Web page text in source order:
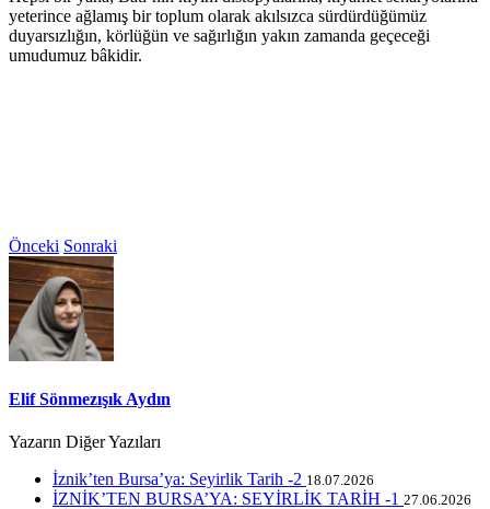
yeterince ağlamış bir toplum olarak akılsızca sürdürdüğümüz
duyarsızlığın, körlüğün ve sağırlığın yakın zamanda geçeceği
umudumuz bâkidir.
Önceki Sonraki
Elif Sönmezışık Aydın
Yazarın Diğer Yazıları
İznik’ten Bursa’ya: Seyirlik Tarih -2 18.07.2026
İZNİK’TEN BURSA’YA: SEYİRLİK TARİH -1 27.06.2026